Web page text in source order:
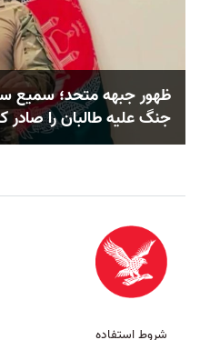
ظهور جبهه متحد؛ سمیع
جنگ علیه طالبان را صادر
شروط استفاده